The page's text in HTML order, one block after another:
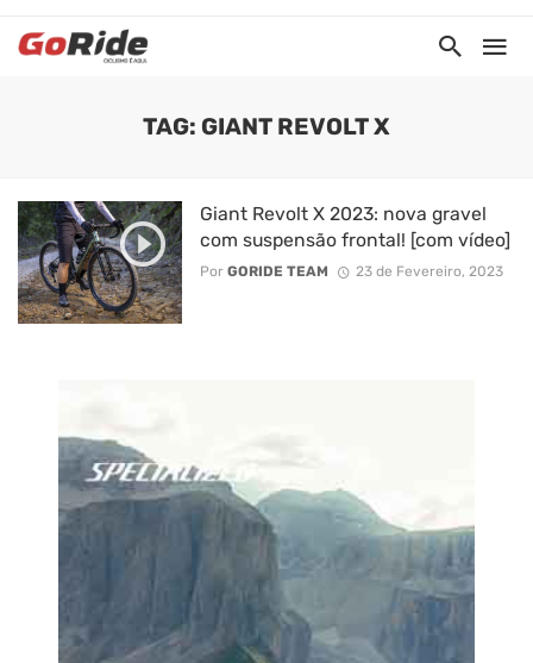
TAG: GIANT REVOLT X
Giant Revolt X 2023: nova gravel
com suspensão frontal! [com vídeo]
Por GORIDE TEAM 23 de Fevereiro, 2023